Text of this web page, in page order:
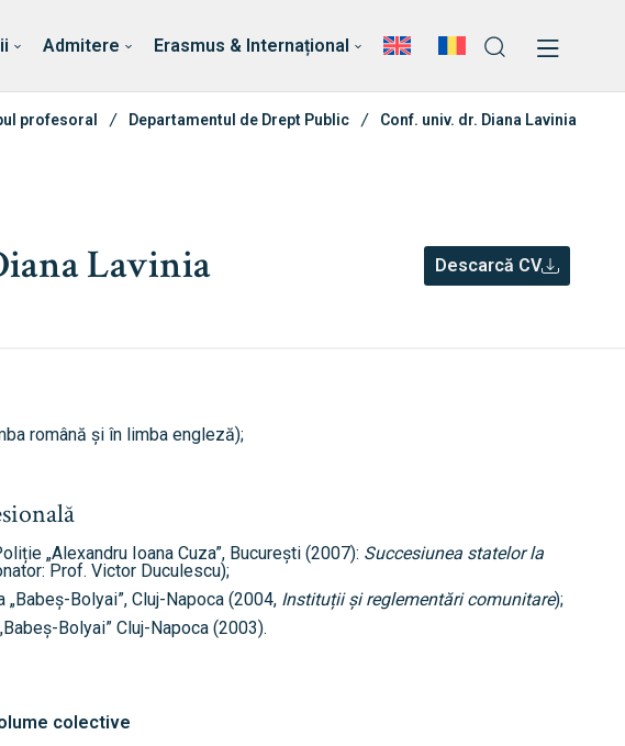
Știri Echipa Facultății
Admitere Erasmus & Internațional
profesoral Departamentul de Drept Public
Conf. univ. dr. Diana Lavinia
Lavinia Descarcă CV
română și în limba engleză);
„Alexandru Ioana Cuza”, București (2007): Succesiunea statelor la
Prof. Victor Duculescu);
Bolyai”, Cluj-Napoca (2004, Instituții și reglementări comunitare);
Bolyai” Cluj-Napoca (2003).
colective